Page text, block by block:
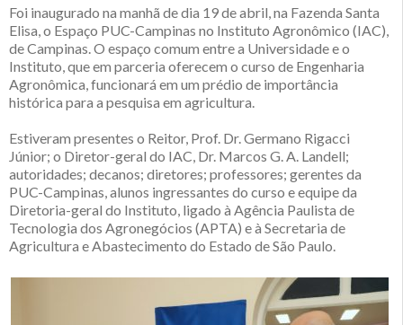
Foi inaugurado na manhã de dia 19 de abril, na Fazenda Santa
Elisa, o Espaço PUC-Campinas no Instituto Agronômico (IAC),
de Campinas. O espaço comum entre a Universidade e o
Instituto, que em parceria oferecem o curso de Engenharia
Agronômica, funcionará em um prédio de importância
histórica para a pesquisa em agricultura.
Estiveram presentes o Reitor, Prof. Dr. Germano Rigacci
Júnior; o Diretor-geral do IAC, Dr. Marcos G. A. Landell;
autoridades; decanos; diretores; professores; gerentes da
PUC-Campinas, alunos ingressantes do curso e equipe da
Diretoria-geral do Instituto, ligado à Agência Paulista de
Tecnologia dos Agronegócios (APTA) e à Secretaria de
Agricultura e Abastecimento do Estado de São Paulo.